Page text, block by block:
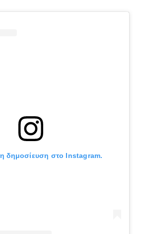
δημοσίευση στο Instagram.